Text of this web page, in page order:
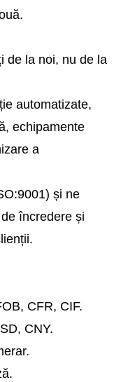
de la noi, nu de la
automatizate,
echipamente
a
și ne
încredere și
CFR, CIF.
CNY.